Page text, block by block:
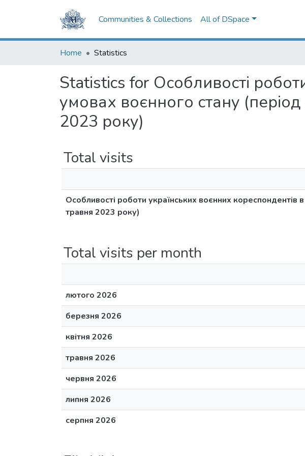
Communities & Collections All of DSpace
Home Statistics
Statistics for Особливості
умовах воєнного стану
2023 року)
Total visits
Особливості роботи українських воєнних
травня 2023 року)
Total visits per month
лютого 2026
березня 2026
квітня 2026
травня 2026
червня 2026
липня 2026
серпня 2026